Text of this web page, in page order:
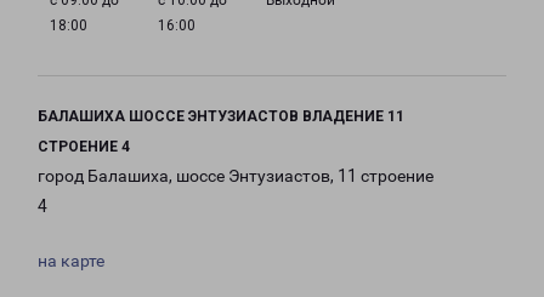
18:00
16:00
БАЛАШИХА ШОССЕ ЭНТУЗИАСТОВ ВЛАДЕНИЕ 11
СТРОЕНИЕ 4
город Балашиха, шоссе Энтузиастов, 11 строение
4
на карте